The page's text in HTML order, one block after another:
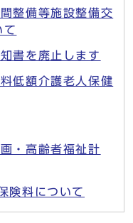
整備等施設整備交
て
書を廃止します
低額介護老人保健
・高齢者福祉計
険料について